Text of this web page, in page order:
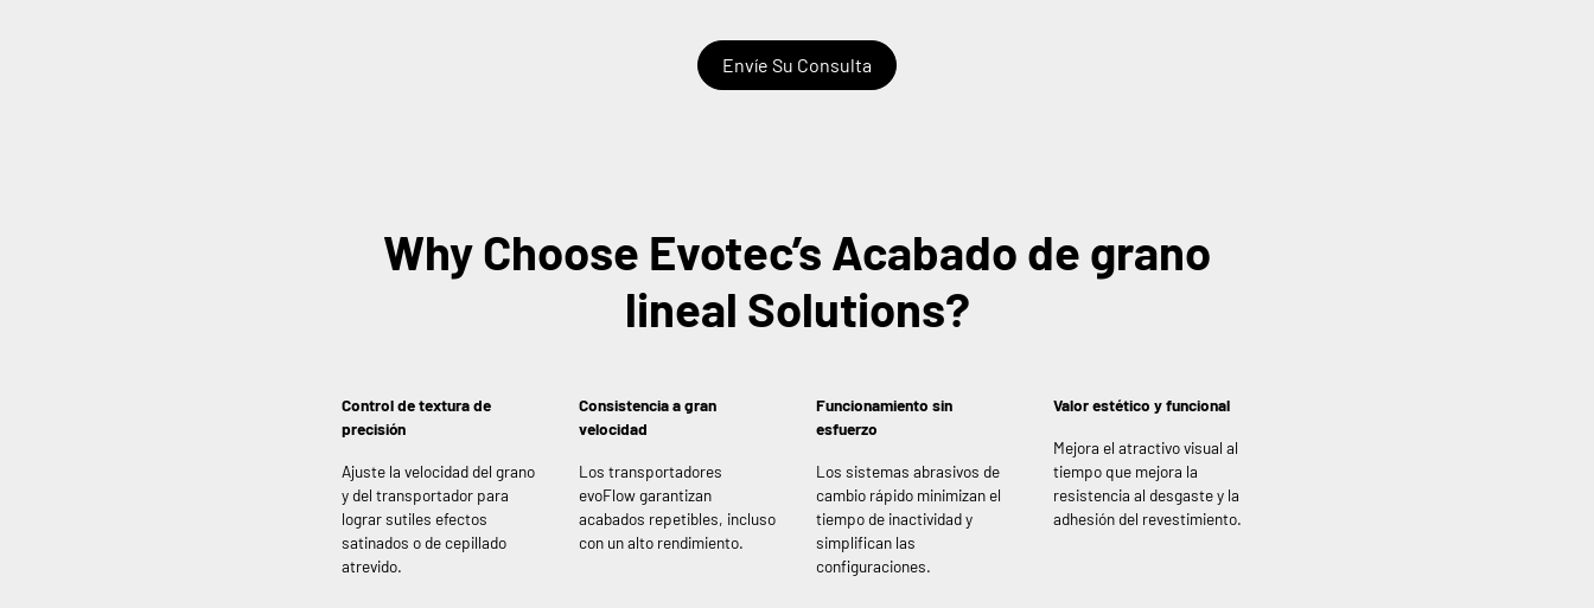
Envíe Su Consulta
Why Choose Evotec’s Acabado de grano
lineal Solutions?
Control de textura de
precisión
Ajuste la velocidad del grano
y del transportador para
lograr sutiles efectos
satinados o de cepillado
atrevido.
Consistencia a gran
velocidad
Los transportadores
evoFlow garantizan
acabados repetibles, incluso
con un alto rendimiento.
Funcionamiento sin
esfuerzo
Los sistemas abrasivos de
cambio rápido minimizan el
tiempo de inactividad y
simplifican las
configuraciones.
Valor estético y funcional
Mejora el atractivo visual al
tiempo que mejora la
resistencia al desgaste y la
adhesión del revestimiento.